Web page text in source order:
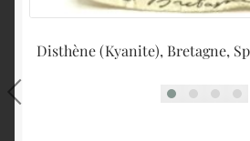
Disthène (Kyanite), Bretagne,